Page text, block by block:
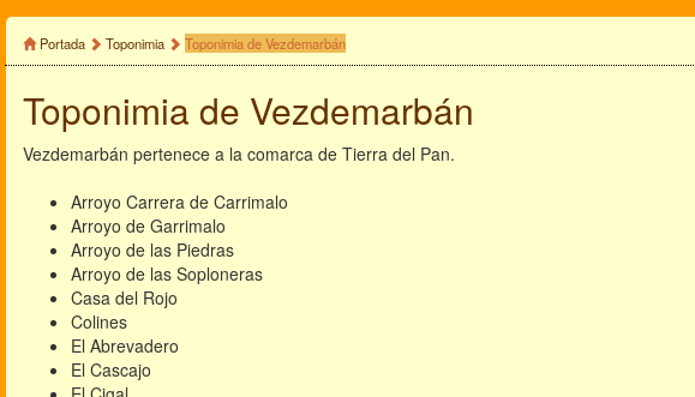
Portada Toponimia Toponimia de Vezdemarbán
Toponimia de Vezdemarbán
Vezdemarbán pertenece a la comarca de Tierra del Pan.
Arroyo Carrera de Carrimalo
Arroyo de Garrimalo
Arroyo de las Piedras
Arroyo de las Soploneras
Casa del Rojo
Colines
El Abrevadero
El Cascajo